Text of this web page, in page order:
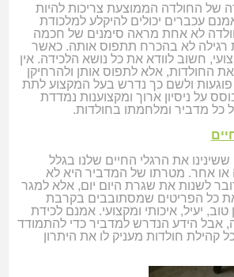
של החולדה הממוצעת צריכות להיות
עכברים יכולים להיקלע למלכודת
לא אחת מראה סימנים של חכמה
רגילה לא בהכרח תתפוס אותה. כאשר
חשוב לוודא את כל נושא הלכידה. אין
את החולדות, אלא לתפוס אותן ולהרחיקן
ולשם כך נדרש בעל המקצוע לתת
על ניסיון ארוך ומקצוענות נמדדת
כל מדביר ומלחמתו בחולדות.
את הרגלי החיים שלנו בגלל
או אחר. מטרתו של המדביר היא לא
לשנות את שגרת היום יום, אלא למגר
כל הפריטים שמסתובבים בקרבת
יעיל, איכותי ומקצועי. אמנם לכידת
אבל הידע הנדרש למדביר כדי להתמודד
קהילת חולדות מעניק לו את היתרון